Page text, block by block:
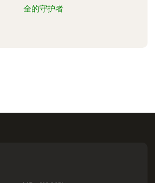
全的守护者